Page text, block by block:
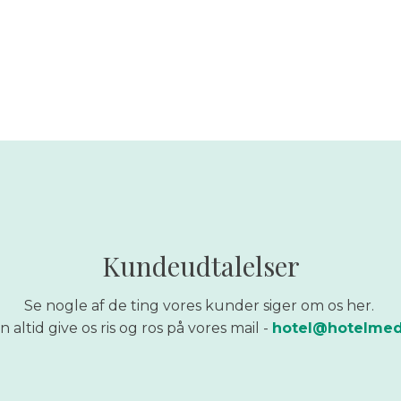
Kundeudtalelser
Se nogle af de ting vores kunder siger om os her.
altid give os ris og ros på vores mail -